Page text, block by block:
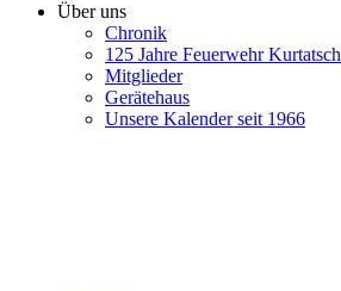
Über uns
Chronik
125 Jahre Feuerwehr Kurtatsch
Mitglieder
Gerätehaus
Unsere Kalender seit 1966